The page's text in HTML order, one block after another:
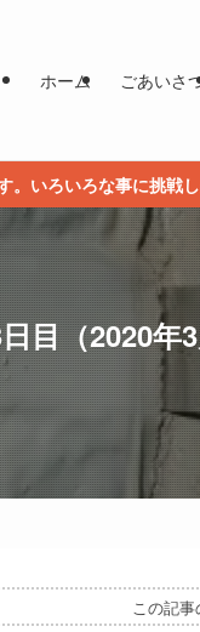
ホーム ごあいさ
。いろいろな事に挑戦
目（2020年
この記事